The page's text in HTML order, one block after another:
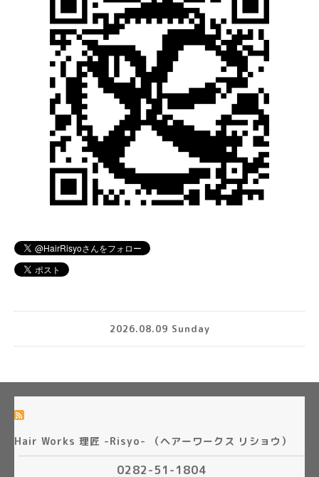
2026.08.09 Sunday
Hair Works 理匠 -Risyo- （ヘアーワークス リショウ）
0282-51-1804